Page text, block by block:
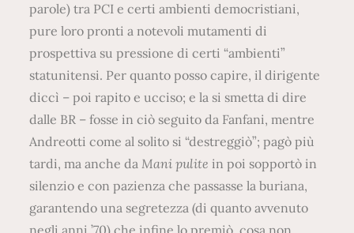
parole) tra PCI e certi ambienti democristiani,
pure loro pronti a notevoli mutamenti di
prospettiva su pressione di certi “ambienti”
statunitensi. Per quanto posso capire, il dirigente
diccì – poi rapito e ucciso; e la si smetta di dire
dalle BR – fosse in ciò seguito da Fanfani, mentre
Andreotti come al solito si “destreggiò”; pagò più
tardi, ma anche daMani pulite in poi sopportò in
silenzio e con pazienza che passasse la buriana,
garantendo una segretezza (di quanto avvenuto